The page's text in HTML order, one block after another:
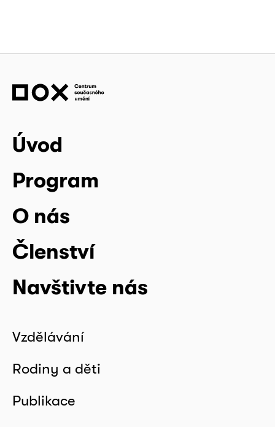
Úvod
Program
O nás
Členství
Navštivte nás
Vzdělávání
Rodiny a děti
Publikace